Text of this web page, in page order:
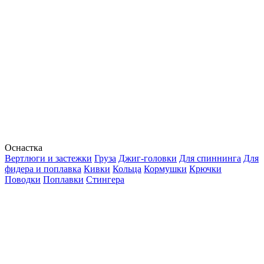
Оснастка
Вертлюги и застежки Груза Джиг-головки Для спиннинга Для
фидера и поплавка Кивки Кольца Кормушки Крючки
Поводки Поплавки Стингера